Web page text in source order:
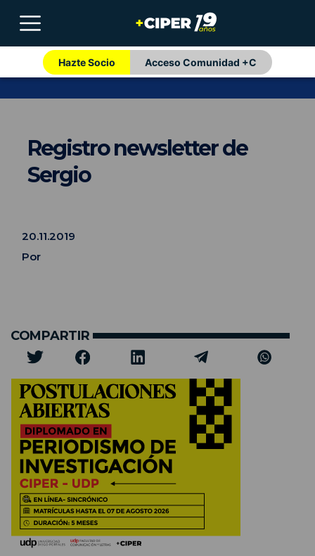
Hazte Socio Acceso Comunidad +C
Registro newsletter de
Sergio
20.11.2019
Por
COMPARTIR